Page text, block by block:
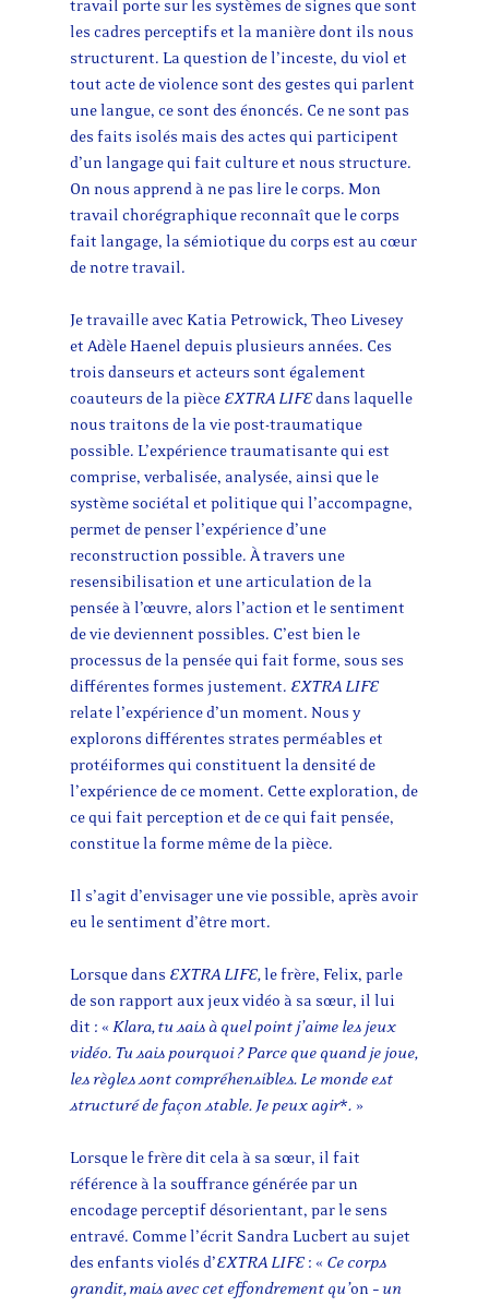
travail porte sur les systèmes de signes que sont
les cadres perceptifs et la manière dont ils nous
structurent. La question de l’inceste, du viol et
tout acte de violence sont des gestes qui parlent
une langue, ce sont des énoncés. Ce ne sont pas
des faits isolés mais des actes qui participent
d’un langage qui fait culture et nous structure.
On nous apprend à ne pas lire le corps. Mon
travail chorégraphique reconnaît que le corps
fait langage, la sémiotique du corps est au cœur
de notre travail.
Je travaille avec Katia Petrowick, Theo Livesey
et Adèle Haenel depuis plusieurs années. Ces
trois danseurs et acteurs sont également
coauteurs de la pièce EXTRA LIFEdans laquelle
nous traitons de la vie post-traumatique
possible. L’expérience traumatisante qui est
comprise, verbalisée, analysée, ainsi que le
système sociétal et politique qui l’accompagne,
permet de penser l’expérience d’une
reconstruction possible. À travers une
resensibilisation et une articulation de la
pensée à l’œuvre, alors l’action et le sentiment
de vie deviennent possibles. C’est bien le
processus de la pensée qui fait forme, sous ses
différentes formes justement. EXTRA LIFE
relate l’expérience d’un moment. Nous y
explorons différentes strates perméables et
protéiformes qui constituent la densité de
l’expérience de ce moment. Cette exploration, de
ce qui fait perception et de ce qui fait pensée,
constitue la forme même de la pièce.
Il s’agit d’envisager une vie possible, après avoir
eu le sentiment d’être mort.
Lorsque dans EXTRA LIFE,le frère, Felix, parle
de son rapport aux jeux vidéo à sa sœur, il lui
dit : « Klara, tu sais à quel point j’aime les jeux
vidéo. Tu sais pourquoi ? Parce que quand je joue,
les règles sont compréhensibles. Le monde est
structuré de façon stable. Je peux agir*. »
Lorsque le frère dit cela à sa sœur, il fait
référence à la souffrance générée par un
encodage perceptif désorientant, par le sens
entravé. Comme l’écrit Sandra Lucbert au sujet
des enfants violés d’EXTRA LIFE : « Ce corps
grandit, mais avec cet effondrement qu’on – un